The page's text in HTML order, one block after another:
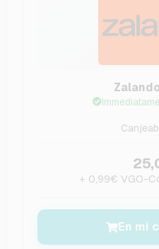
+ 0,99€ VGO-
En mi